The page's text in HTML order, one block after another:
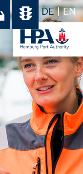
DE EN
Ihr Download-